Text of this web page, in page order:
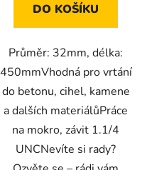
DO KOŠÍKU
Průměr: 32mm, délka:
450mmVhodná pro vrtání
do betonu, cihel, kamene
a dalších materiálůPráce
na mokro, závit 1.1/4
UNCNevíte si rady?